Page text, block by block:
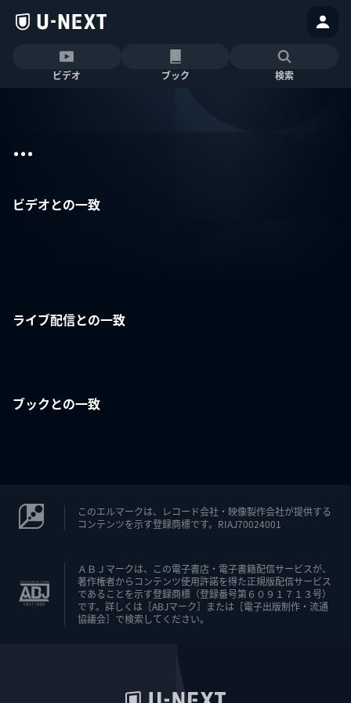
ビデオ ブック 検索
...
ビデオとの一致
ライブ配信との一致
ブックとの一致
このエルマークは、レコード会社・映像製作会社が提供する
コンテンツを示す登録商標です。RIAJ70024001
ＡＢＪマークは、この電子書店・電子書籍配信サービスが、
著作権者からコンテンツ使用許諾を得た正規版配信サービス
であることを示す登録商標（登録番号第６０９１７１３号）
です。詳しくは［ABJマーク］または［電子出版制作・流通
協議会］で検索してください。